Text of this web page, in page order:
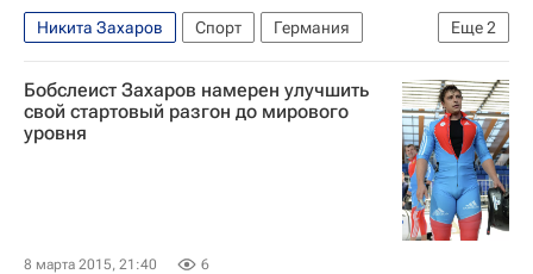
Еще2
Никита Захаров Спорт
Германия
Европа
Весь мир
Бобслеист Захаров намерен улучшить
свой стартовый разгон до мирового
уровня
8 марта 2015, 21:40 6